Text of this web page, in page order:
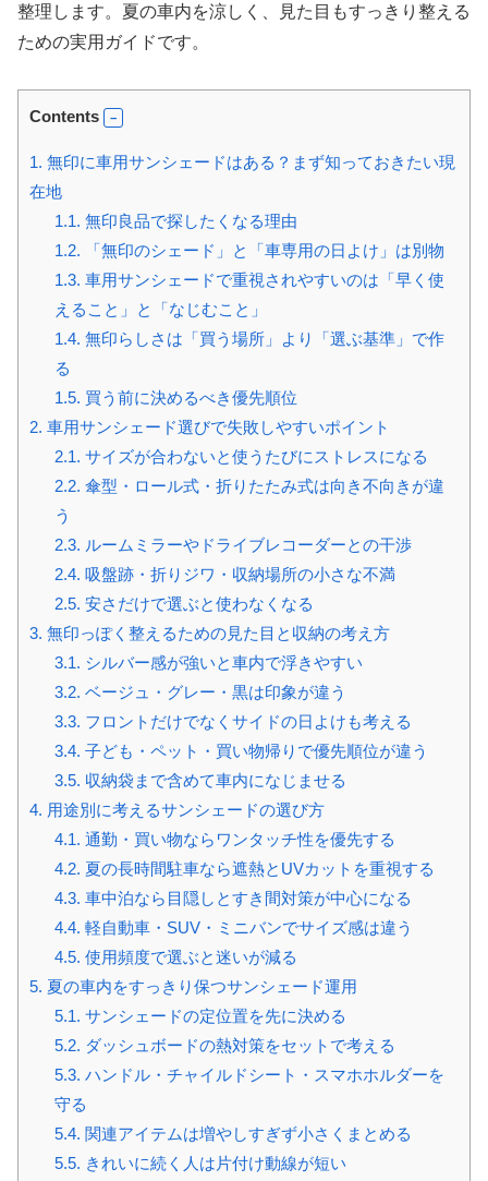
整理します。夏の車内を涼しく、見た目もすっきり整える
ための実用ガイドです。
Contents
1. 無印に車用サンシェードはある？まず知っておきたい現
在地
1.1. 無印良品で探したくなる理由
1.2. 「無印のシェード」と「車専用の日よけ」は別物
1.3. 車用サンシェードで重視されやすいのは「早く使
えること」と「なじむこと」
1.4. 無印らしさは「買う場所」より「選ぶ基準」で作
る
1.5. 買う前に決めるべき優先順位
2. 車用サンシェード選びで失敗しやすいポイント
2.1. サイズが合わないと使うたびにストレスになる
2.2. 傘型・ロール式・折りたたみ式は向き不向きが違
う
2.3. ルームミラーやドライブレコーダーとの干渉
2.4. 吸盤跡・折りジワ・収納場所の小さな不満
2.5. 安さだけで選ぶと使わなくなる
3. 無印っぽく整えるための見た目と収納の考え方
3.1. シルバー感が強いと車内で浮きやすい
3.2. ベージュ・グレー・黒は印象が違う
3.3. フロントだけでなくサイドの日よけも考える
3.4. 子ども・ペット・買い物帰りで優先順位が違う
3.5. 収納袋まで含めて車内になじませる
4. 用途別に考えるサンシェードの選び方
4.1. 通勤・買い物ならワンタッチ性を優先する
4.2. 夏の長時間駐車なら遮熱とUVカットを重視する
4.3. 車中泊なら目隠しとすき間対策が中心になる
4.4. 軽自動車・SUV・ミニバンでサイズ感は違う
4.5. 使用頻度で選ぶと迷いが減る
5. 夏の車内をすっきり保つサンシェード運用
5.1. サンシェードの定位置を先に決める
5.2. ダッシュボードの熱対策をセットで考える
5.3. ハンドル・チャイルドシート・スマホホルダーを
守る
5.4. 関連アイテムは増やしすぎず小さくまとめる
5.5. きれいに続く人は片付け動線が短い